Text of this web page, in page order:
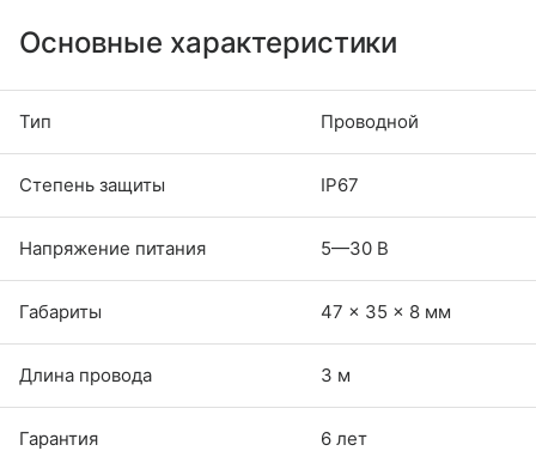
Основные характеристики
Тип Проводной
Степень защиты IP67
Напряжение питания 5—30 В
Габариты 47 × 35 × 8 мм
Длина провода 3 м
Гарантия 6 лет